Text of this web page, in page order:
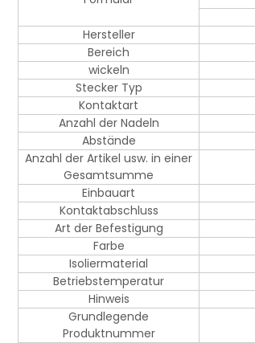
Hersteller
Bereich
wickeln
Stecker Typ
Kontaktart
Anzahl der Nadeln
Abstände
Anzahl der Artikel usw. in einer
Gesamtsumme
Einbauart
Kontaktabschluss
Art der Befestigung
Farbe
Isoliermaterial
Betriebstemperatur
Hinweis
Grundlegende
Produktnummer